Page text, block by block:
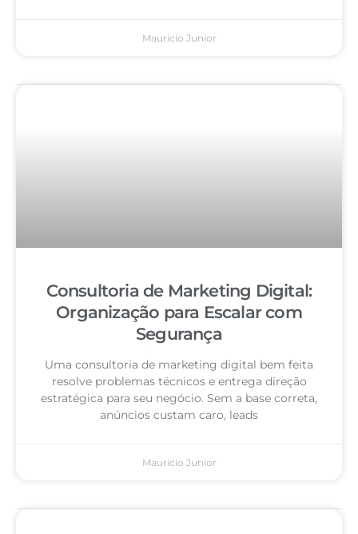
Mauricio Junior
Consultoria de Marketing Digital:
Organização para Escalar com
Segurança
Uma consultoria de marketing digital bem feita
resolve problemas técnicos e entrega direção
estratégica para seu negócio. Sem a base correta,
anúncios custam caro, leads
Mauricio Junior